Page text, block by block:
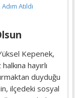
Kepenek,
hayırlı
duyduğu
ilçedeki sosyal